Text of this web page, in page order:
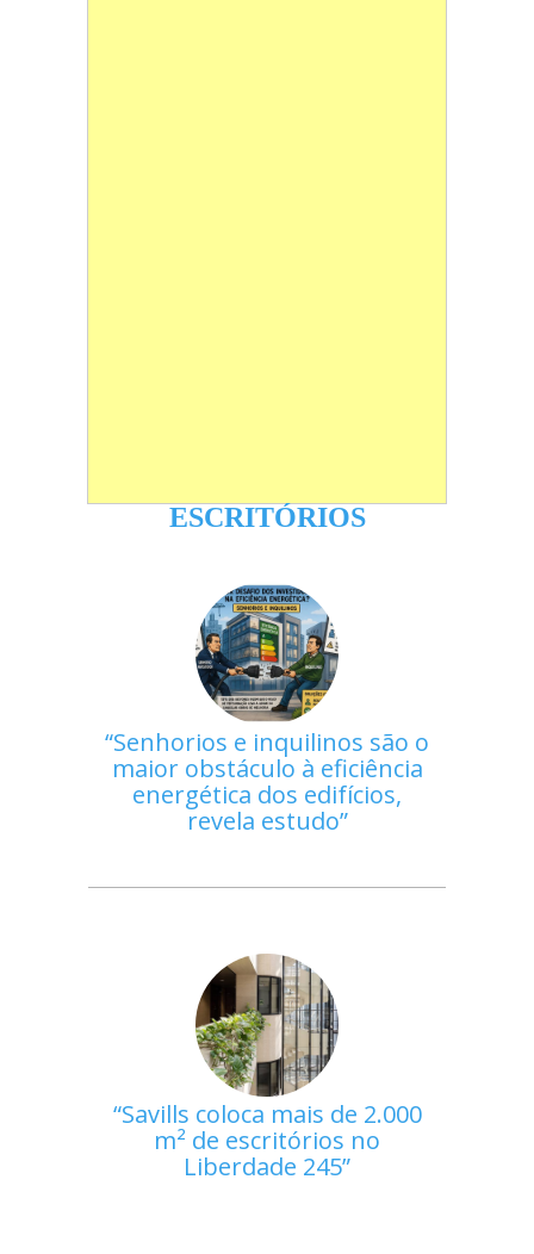
ESCRITÓRIOS
Senhorios e inquilinos são o
maior obstáculo à eficiência
energética dos edifícios,
revela estudo
Savills coloca mais de 2.000
m² de escritórios no
Liberdade 245